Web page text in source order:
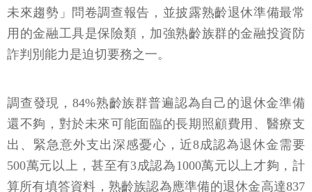
未來趨勢」問卷調查報告，並披露熟齡退休準備最常
用的金融工具是保險類，加強熟齡族群的金融投資防
詐判別能力是迫切要務之一。
調查發現，84%熟齡族群普遍認為自己的退休金準備
還不夠，對於未來可能面臨的長期照顧費用、醫療支
出、緊急意外支出深感憂心，近8成認為退休金需要
500萬元以上，甚至有3成認為1000萬元以上才夠，計
算所有填答資料，熟齡族認為應準備的退休金高達837